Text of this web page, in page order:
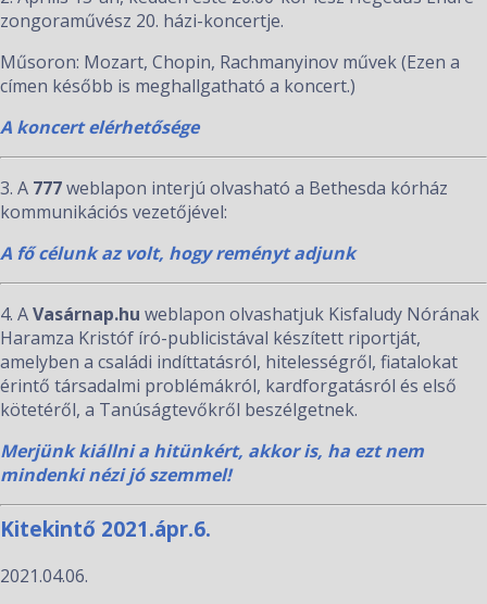
zongoraművész 20. házi-koncertje.
Műsoron: Mozart, Chopin, Rachmanyinov művek (Ezen a
címen később is meghallgatható a koncert.)
A koncert elérhetősége
3. A 777weblapon interjú olvasható a Bethesda kórház
kommunikációs vezetőjével:
A fő célunk az volt, hogy reményt adjunk
4. AVasárnap.hu weblapon olvashatjuk Kisfaludy Nórának
Haramza Kristóf író-publicistával készített riportját,
amelyben a családi indíttatásról, hitelességről, fiatalokat
érintő társadalmi problémákról, kardforgatásról és első
kötetéről, a Tanúságtevőkről beszélgetnek.
Merjünk kiállni a hitünkért, akkor is, ha ezt nem
mindenki nézi jó szemmel!
Kitekintő 2021.ápr.6.
2021.04.06.